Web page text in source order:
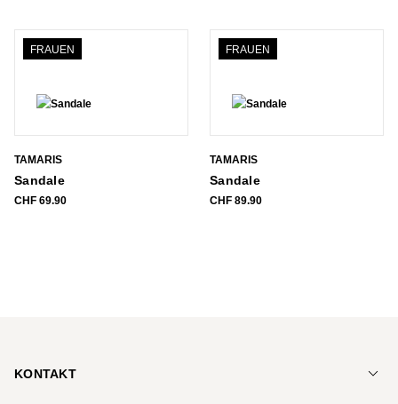
FRAUEN
TAMARIS
Sandale
CHF 69.90
FRAUEN
TAMARIS
Sandale
CHF 89.90
KONTAKT